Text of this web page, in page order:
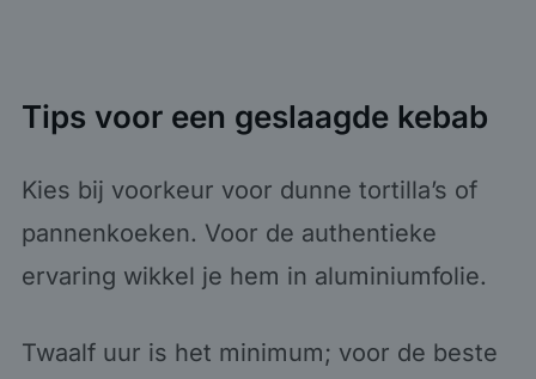
Tips voor een geslaagde kebab
Kies bij voorkeur voor dunne tortilla’s of
pannenkoeken. Voor de authentieke
ervaring wikkel je hem in aluminiumfolie.
Twaalf uur is het minimum; voor de beste